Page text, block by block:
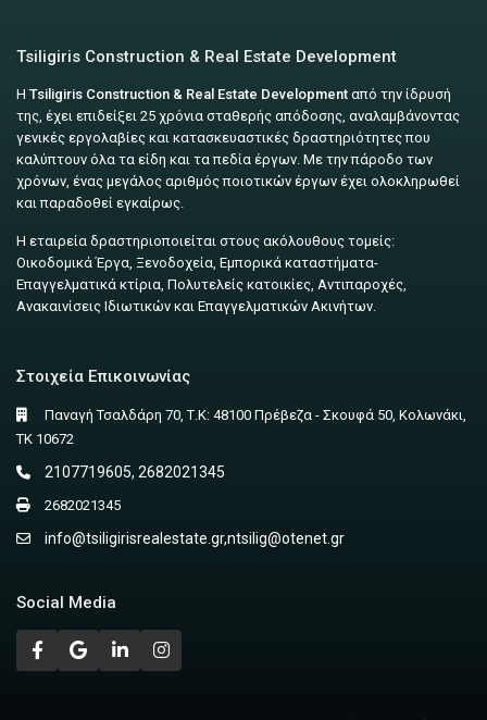
Tsiligiris Construction & Real Estate Development
ΗTsiligiris Construction & Real Estate Development από την ίδρυσή
της, έχει επιδείξει 25 χρόνια σταθερής απόδοσης, αναλαμβάνοντας
γενικές εργολαβίες και κατασκευαστικές δραστηριότητες που
καλύπτουν όλα τα είδη και τα πεδία έργων. Με την πάροδο των
χρόνων, ένας μεγάλος αριθμός ποιοτικών έργων έχει ολοκληρωθεί
και παραδοθεί εγκαίρως.
Η εταιρεία δραστηριοποιείται στους ακόλουθους τομείς:
Οικοδομικά Έργα, Ξενοδοχεία, Εμπορικά καταστήματα-
Επαγγελματικά κτίρια, Πολυτελείς κατοικίες, Αντιπαροχές,
Ανακαινίσεις Ιδιωτικών και Επαγγελματικών Ακινήτων.
Στοιχεία Επικοινωνίας
Παναγή Τσαλδάρη 70, Τ.Κ: 48100 Πρέβεζα - Σκουφά 50, Κολωνάκι,
ΤΚ 10672
2107719605, 2682021345
2682021345
info@tsiligirisrealestate.gr,ntsilig@otenet.gr
Social Media